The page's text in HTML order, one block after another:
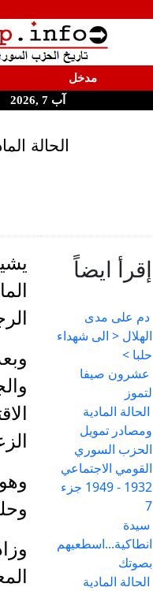
مدخل
آب 7 ,2026
الحالة
إقرأ ايضاً
دم على مدى
الهلال < الى شهداء
حلبا >
عشرون صيفا
لتموز
الحالة المادية
ومصادر تمويل
الحزب السوري
القومي الاجتماعي
1932 - 1949 جزء
7
سيدة
انطاكية...اسطعيهم
بصوتك
الحالة المادية